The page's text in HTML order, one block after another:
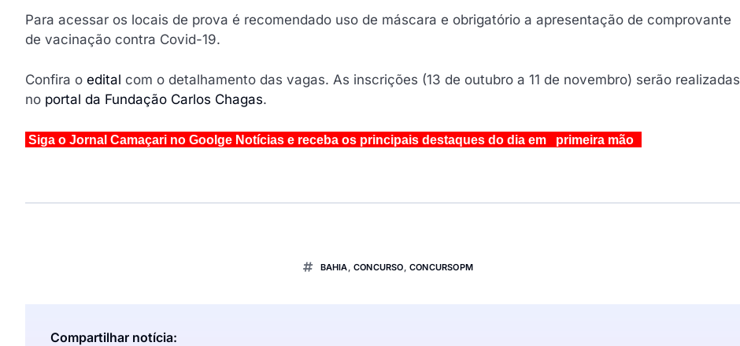
Para acessar os locais de prova é recomendado uso de máscara e obrigatório a apresentação de comprovante
de vacinação contra Covid-19.
Confira o edital com o detalhamento das vagas. As inscrições (13 de outubro a 11 de novembro) serão realizadas
no portal da Fundação Carlos Chagas.
Siga o Jornal Camaçari no Goolge Notícias e receba os principais destaques do dia em primeira mão
BAHIA, CONCURSO, CONCURSOPM
Compartilhar notícia: